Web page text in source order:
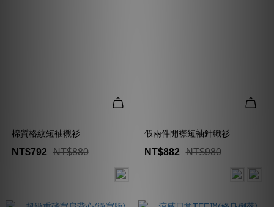
棉質格紋短袖襯衫
NT$792 NT$880
假兩件開襟短袖針織衫
NT$882 NT$980